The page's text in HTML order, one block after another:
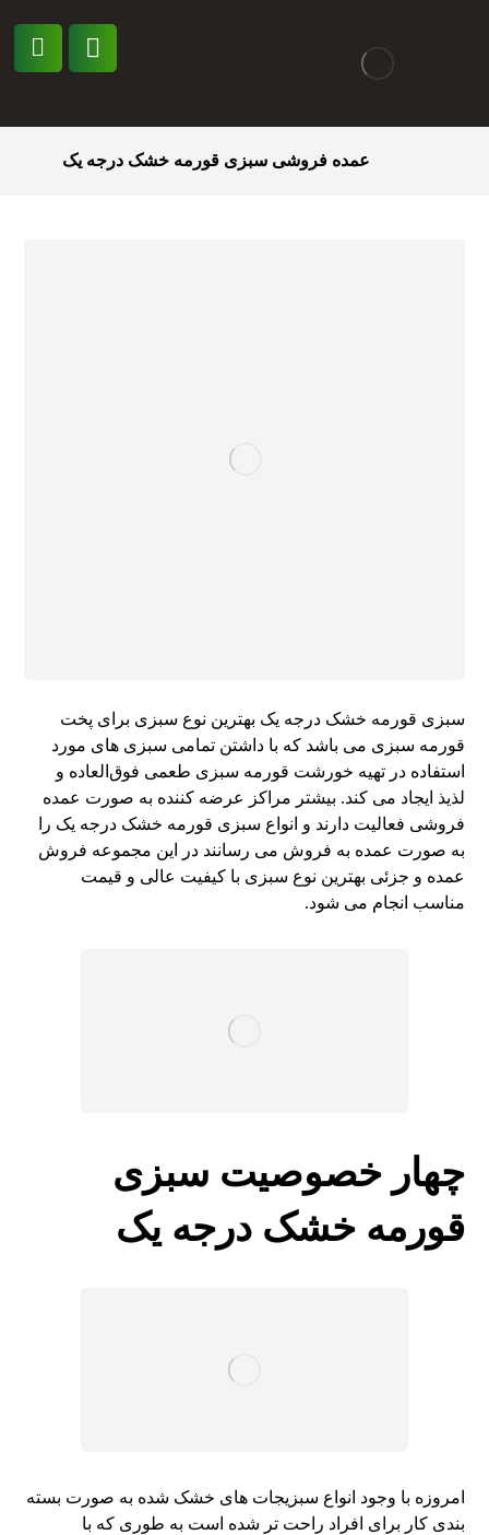
عمده فروشی سبزی قورمه خشک درجه یک
سبزی قورمه خشک درجه یک بهترین نوع سبزی برای پخت
قورمه سبزی می باشد که با داشتن تمامی سبزی های مورد
استفاده در تهیه خورشت قورمه سبزی طعمی فوق‌العاده و
لذیذ ایجاد می کند. بیشتر مراکز عرضه کننده به صورت عمده
فروشی فعالیت دارند و انواع سبزی قورمه خشک درجه یک را
به صورت عمده به فروش می رسانند در این مجموعه فروش
عمده و جزئی بهترین نوع سبزی با کیفیت عالی و قیمت
مناسب انجام می شود.
چهار خصوصیت سبزی
قورمه خشک درجه یک
امروزه با وجود انواع سبزیجات های خشک شده به صورت بسته
بندی کار برای افراد راحت تر شده است به طوری که با